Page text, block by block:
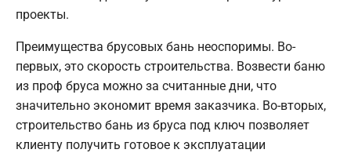
проекты.
Преимущества брусовых бань неоспоримы. Во-
первых, это скорость строительства. Возвести баню
из проф бруса можно за считанные дни, что
значительно экономит время заказчика. Во-вторых,
строительство бань из бруса под ключ позволяет
клиенту получить готовое к эксплуатации